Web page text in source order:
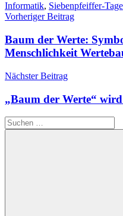
Informatik, Siebenpfeiffer-Tage
Beitragsnavigation
Vorheriger Beitrag
Baum der Werte:
Menschlichkeit
Nächster Beitrag
„Baum der Werte“
Suchen
nach: